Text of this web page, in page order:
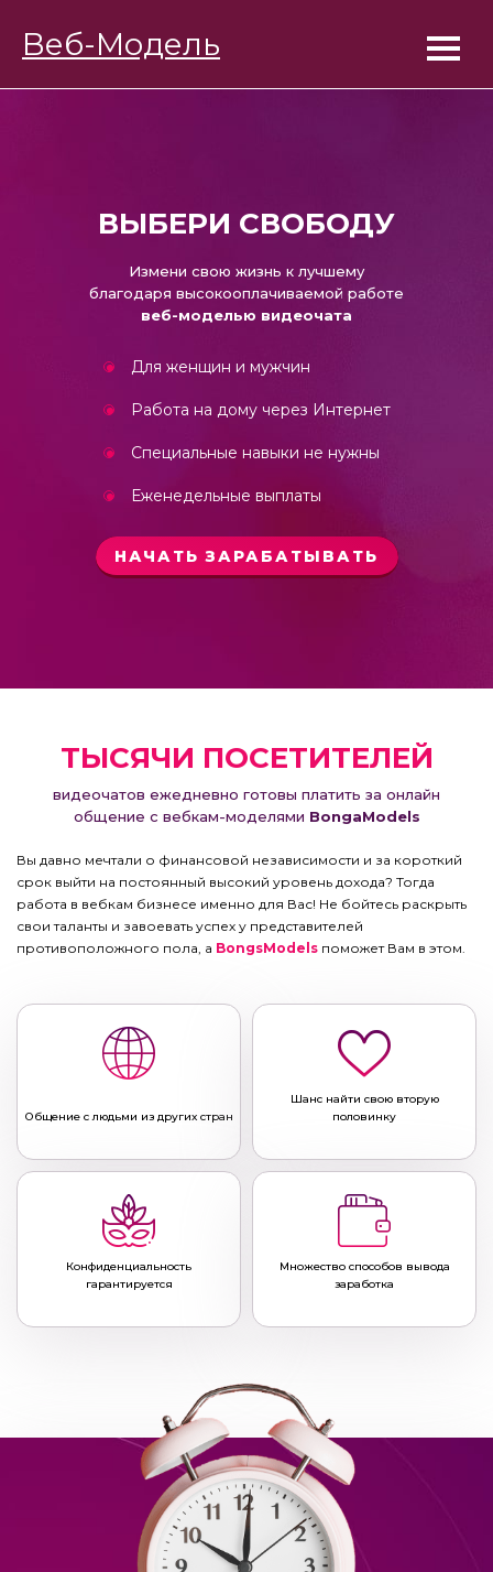
Веб-Модель
BongaModels Работа веб-моделью
ВЫБЕРИ СВОБОДУ
Измени свою жизнь к лучшему
благодаря высокооплачиваемой работе
веб-моделью видеочата
Для женщин и мужчин
Работа на дому через Интернет
Специальные навыки не нужны
Еженедельные выплаты
НАЧАТЬ ЗАРАБАТЫВАТЬ
ТЫСЯЧИ ПОСЕТИТЕЛЕЙ
видеочатов ежедневно готовы платить за онлайн
общение с вебкам-моделями BongaModels
Вы давно мечтали о финансовой независимости и за короткий
срок выйти на постоянный высокий уровень дохода? Тогда
работа в вебкам бизнесе именно для Вас! Не бойтесь раскрыть
свои таланты и завоевать успех у представителей
противоположного пола, а BongsModels поможет Вам в этом.
Общение с людьми из других стран
Шанс найти свою вторую
половинку
Конфиденциальность
гарантируется
Множество способов вывода
заработка